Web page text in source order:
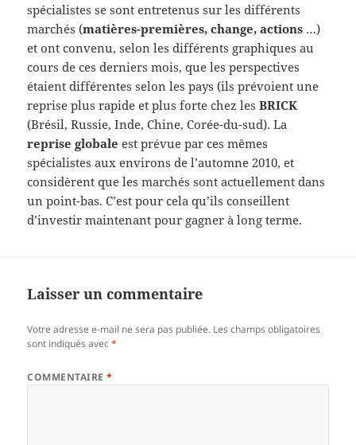
spécialistes se sont entretenus sur les différents
marchés (matières-premières, change, actions …)
et ont convenu, selon les différents graphiques au
cours de ces derniers mois, que les perspectives
étaient différentes selon les pays (ils prévoient une
reprise plus rapide et plus forte chez lesBRICK
(Brésil, Russie, Inde, Chine, Corée-du-sud). La
reprise globale est prévue par ces mêmes
spécialistes aux environs de l’automne 2010, et
considèrent que les marchés sont actuellement dans
un point-bas. C’est pour cela qu’ils conseillent
d’investir maintenant pour gagner à long terme.
Laisser un commentaire
Votre adresse e-mail ne sera pas publiée. Les champs obligatoires
sont indiqués avec*
COMMENTAIRE*